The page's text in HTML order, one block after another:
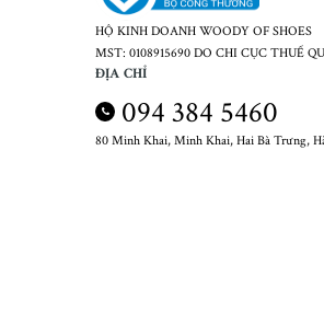
HỘ KINH DOANH WOODY OF SHOES
MST: 0108915690 DO CHI CỤC THUẾ
ĐỊA CHỈ
094 384 5460
80 Minh Khai, Minh Khai, Hai Bà Trưng,